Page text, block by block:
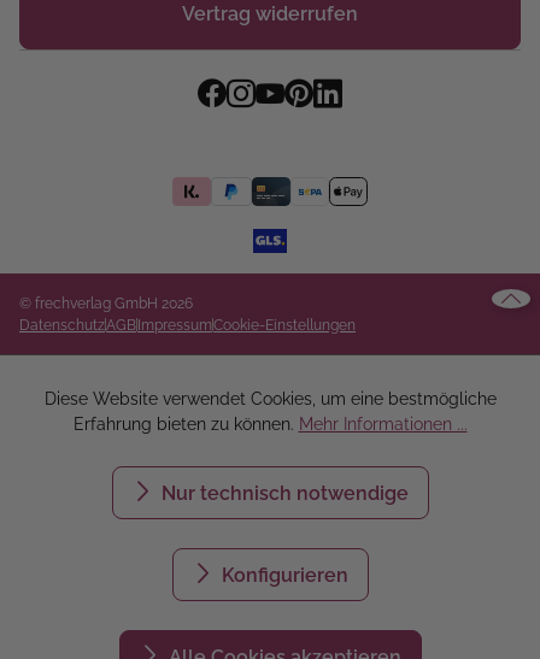
Vertrag widerrufen
© frechverlag GmbH 2026
DatenschutzAGBImpressumCookie-Einstellungen
Diese Website verwendet Cookies, um eine bestmögliche
Erfahrung bieten zu können. Mehr Informationen ...
Nur technisch notwendige
Konfigurieren